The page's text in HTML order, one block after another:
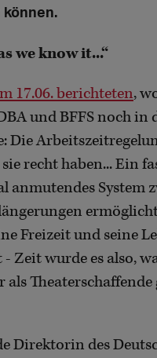
we know it...“
17.06. berichteten,
und BFFS noch
Die
recht haben... Ein
anmutendes System
Freizeit und seine
Zeit wurde es also,
Direktorin des